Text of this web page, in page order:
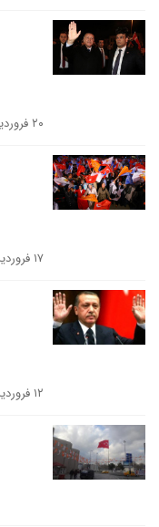
۲۰ فروردین ۱۳۹۳
۱۷ فروردین ۱۳۹۳
۱۲ فروردین ۱۳۹۳